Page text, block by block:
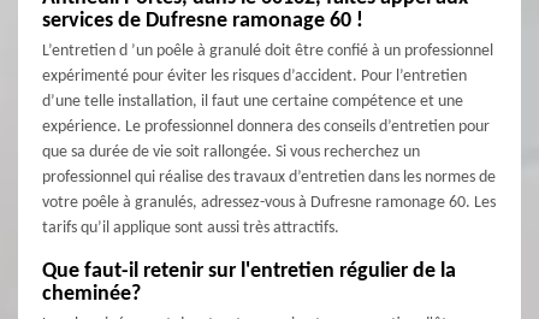
services de Dufresne ramonage 60 !
L’entretien d ’un poêle à granulé doit être confié à un professionnel
expérimenté pour éviter les risques d’accident. Pour l’entretien
d’une telle installation, il faut une certaine compétence et une
expérience. Le professionnel donnera des conseils d’entretien pour
que sa durée de vie soit rallongée. Si vous recherchez un
professionnel qui réalise des travaux d’entretien dans les normes de
votre poêle à granulés, adressez-vous à Dufresne ramonage 60. Les
tarifs qu’il applique sont aussi très attractifs.
Que faut-il retenir sur l'entretien régulier de la
cheminée?